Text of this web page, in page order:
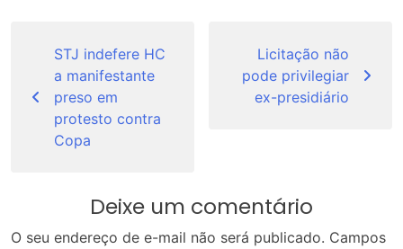
Post
STJ indefere HC
a manifestante
preso em
protesto contra
Copa
Licitação não
pode privilegiar
ex-presidiário
Deixe um comentário
O seu endereço de e-mail não será publicado. Campos